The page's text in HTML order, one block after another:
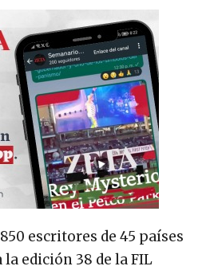
escritores de 45 países
la edición 38 de la FIL